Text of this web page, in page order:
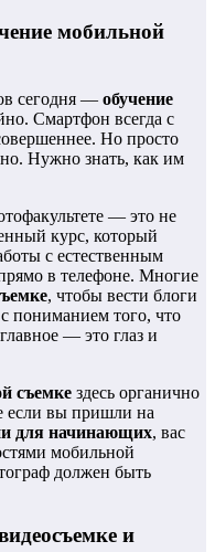
мобильной
сегодня — обучение
Смартфон всегда с
Но просто
Нужно знать, как им
— это не
курс, который
с естественным
в телефоне. Многие
, чтобы вести блоги
пониманием того, что
— это глаз и
съемке здесь органично
если вы пришли на
для начинающих, вас
мобильной
должен быть
и